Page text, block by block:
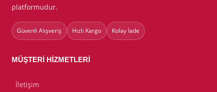
platformudur.
Güvenli Alışveriş Hızlı Kargo Kolay İade
MÜŞTERI HIZMETLERI
İletişim